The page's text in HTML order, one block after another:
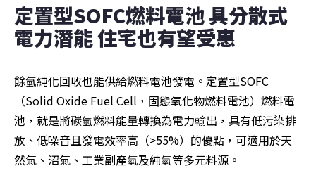
定置型SOFC燃料電池 具分散式
電力潛能 住宅也有望受惠
餘氫純化回收也能供給燃料電池發電。定置型SOFC
（Solid Oxide Fuel Cell，固態氧化物燃料電池）燃料電
池，就是將碳氫燃料能量轉換為電力輸出，具有低污染排
放、低噪音且發電效率高（>55%）的優點，可適用於天
然氣、沼氣、工業副產氫及純氫等多元料源。